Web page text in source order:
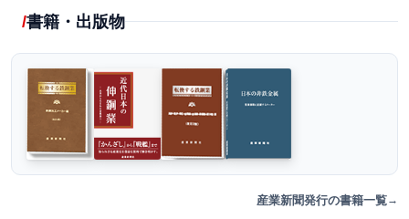
書籍・出版物
産業新聞発行の書籍一覧